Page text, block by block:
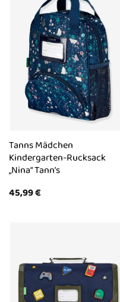
Tanns Mädchen
Kindergarten-Rucksack
„Nina“ Tann’s
45,99€